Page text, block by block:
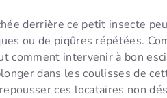
derrière ce petit insecte
ou de piqûres répétées.
comment intervenir à bon
dans les coulisses de
ces locataires non